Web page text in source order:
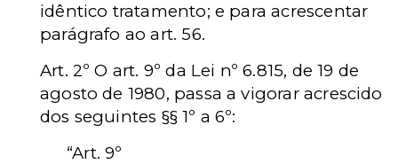
idêntico tratamento; e para acrescentar
parágrafo ao art. 56.
Art. 2º O art. 9º da Lei nº 6.815, de 19 de
agosto de 1980, passa a vigorar acrescido
dos seguintes §§ 1º a 6º:
“Art. 9º